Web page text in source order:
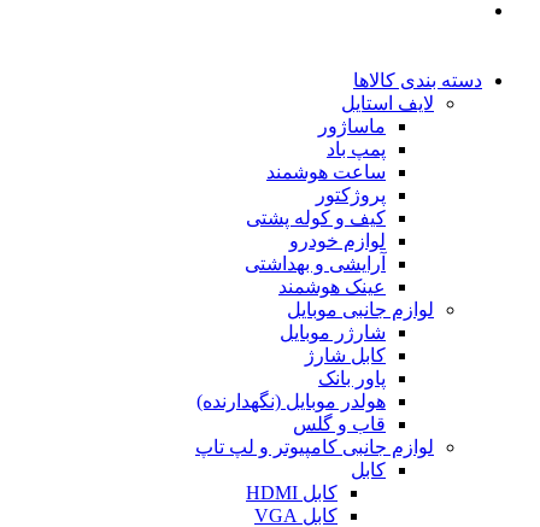
دسته بندی کالاها
لایف استایل
ماساژور
پمپ باد
ساعت هوشمند
پروژکتور
کیف و کوله پشتی
لوازم خودرو
آرایشی و بهداشتی
عینک هوشمند
لوازم جانبی موبایل
شارژر موبایل
کابل شارژ
پاور بانک
هولدر موبایل (نگهدارنده)
قاب و گلس
لوازم جانبی کامپیوتر و لپ تاپ
کابل
کابل HDMI
کابل VGA